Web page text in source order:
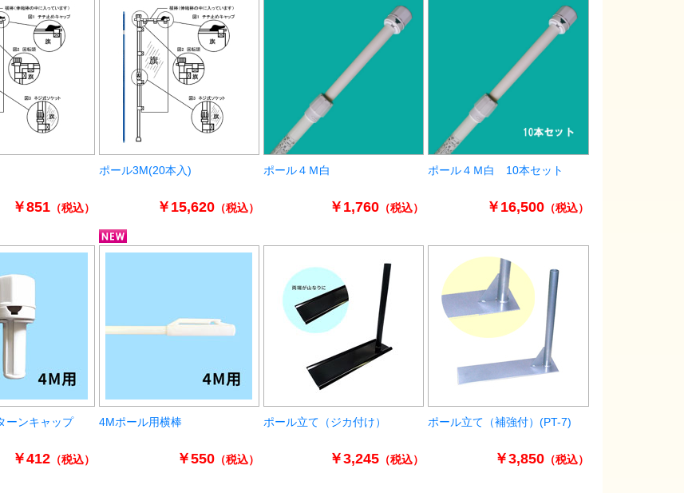
￥851（税込）
ポール3M(20本入)
￥15,620 （税込）
ポール４Ｍ白
￥1,760 （税込）
ポール４Ｍ白 10本セット
￥16,500（税込）
ーンキャップ
￥412（税込）
4Mポール用横棒
￥550 （税込）
ポール立て（ジカ付け）
￥3,245 （税込）
ポール立て（補強付）(PT-7)
￥3,850（税込）